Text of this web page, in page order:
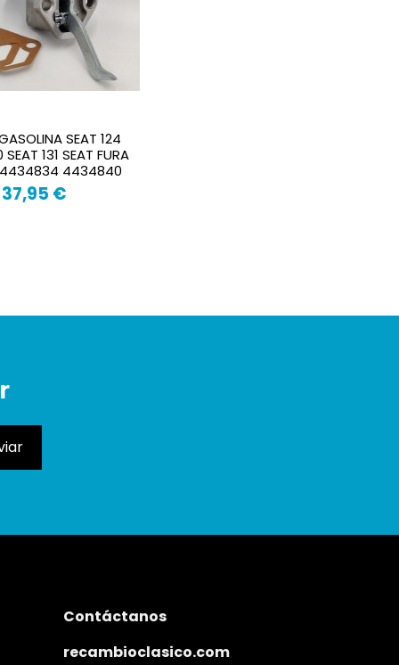
SEAT 124
131 SEAT FURA
4434834 4434840
37,95 €
Contáctanos
recambioclasico.com